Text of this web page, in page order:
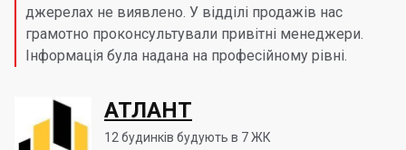
джерелах не виявлено. У відділі продажів нас
грамотно проконсультували привітні менеджери.
Інформація була надана на професійному рівні.
АТЛАНТ
12 будинків будують в 7 ЖК